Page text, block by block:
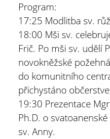
Program:
17:25 Modlitba sv.
18:00 Mši sv.
Frič. Po mši sv. udělí
novokněžské
do komunitního
přichystáno
19:30 Prezentace
Ph.D. o
sv. Anny.